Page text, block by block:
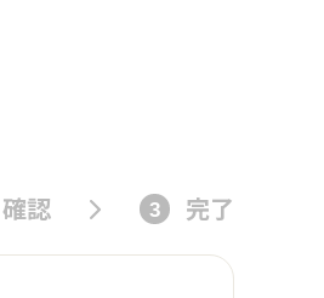
確認 3 完了